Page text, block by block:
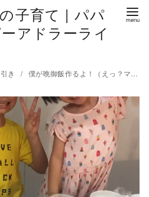
子育て | パパ
アドラーライ
き 僕が晩御飯作るよ！（えっ？マジで？）子供に料理をしてもらう「Show Faith（信頼を示す）」